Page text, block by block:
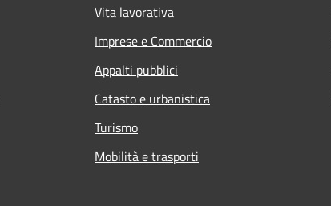
Vita lavorativa
Imprese e Commercio
Appalti pubblici
Catasto e urbanistica
Turismo
Mobilità e trasporti